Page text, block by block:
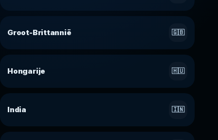
Groot-Brittannië 🇬🇧
Hongarije 🇭🇺
India 🇮🇳